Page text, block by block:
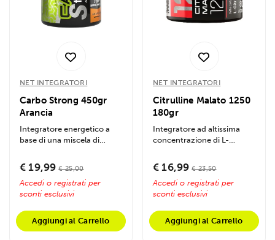
NET INTEGRATORI
Carbo Strong 450gr
Arancia
Integratore energetico a
base di una miscela di
velocità...
€ 19,99 € 25,00
Accedi o registrati per
sconti esclusivi
Aggiungi al Carrello
NET INTEGRATORI
Citrulline Malato 1250
180gr
Integratore ad altissima
concentrazione di L-
per stimolare...
€ 16,99 € 23,50
Accedi o registrati per
sconti esclusivi
Aggiungi al Carrello